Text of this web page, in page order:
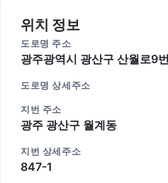
위치 정보
도로명 주소
광주광역시 광산구 산월로9
도로명 상세주소
지번 주소
광주 광산구 월계동
지번 상세주소
847-1